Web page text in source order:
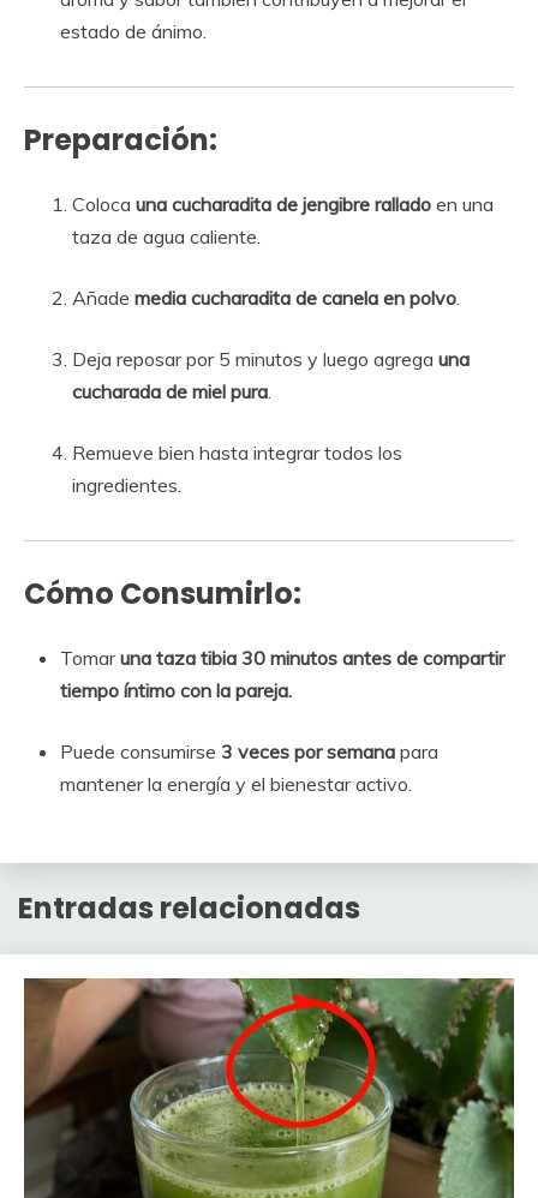
estado de ánimo.
Preparación:
Coloca una cucharadita de jengibre rallado en una
taza de agua caliente.
Añade media cucharadita de canela en polvo.
Deja reposar por 5 minutos y luego agrega una
cucharada de miel pura.
Remueve bien hasta integrar todos los
ingredientes.
Cómo Consumirlo:
Tomaruna taza tibia 30 minutos antes de compartir
tiempo íntimo con la pareja.
Puede consumirse 3 veces por semana para
mantener la energía y el bienestar activo.
Entradas relacionadas